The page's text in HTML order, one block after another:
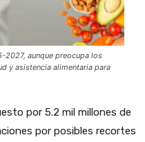
2027, aunque preocupa los
y asistencia alimentaria para
por 5.2 mil millones de
por posibles recortes